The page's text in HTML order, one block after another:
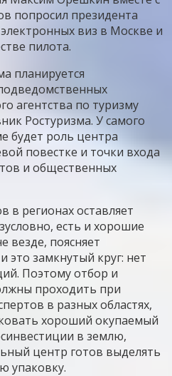
попросил президента
виз в Москве и
пилота.
планируется
агентства по туризму
Ростуризма. У самого
будет роль центра
повестке и точки входа
и общественных
в регионах оставляет
есть и хорошие
везде, поясняет
замкнутый круг: нет
Поэтому отбор и
проходить при
в разных областях,
хороший окупаемый
в землю,
центр готов выделять
упаковку.